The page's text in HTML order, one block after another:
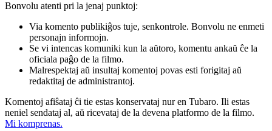
Bonvolu atenti pri la jenaj punktoj:
Via komento publikiĝos tuje, senkontrole. Bonvolu ne enmeti
personajn informojn.
Se vi intencas komuniki kun la aŭtoro, komentu ankaŭ ĉe la
oficiala paĝo de la filmo.
Malrespektaj aŭ insultaj komentoj povas esti forigitaj aŭ
redaktitaj de administrantoj.
Komentoj afiŝataj ĉi tie estas konservataj nur en Tubaro. Ili estas
neniel sendataj al, aŭ ricevataj de la devena platformo de la filmo.
Mi komprenas.